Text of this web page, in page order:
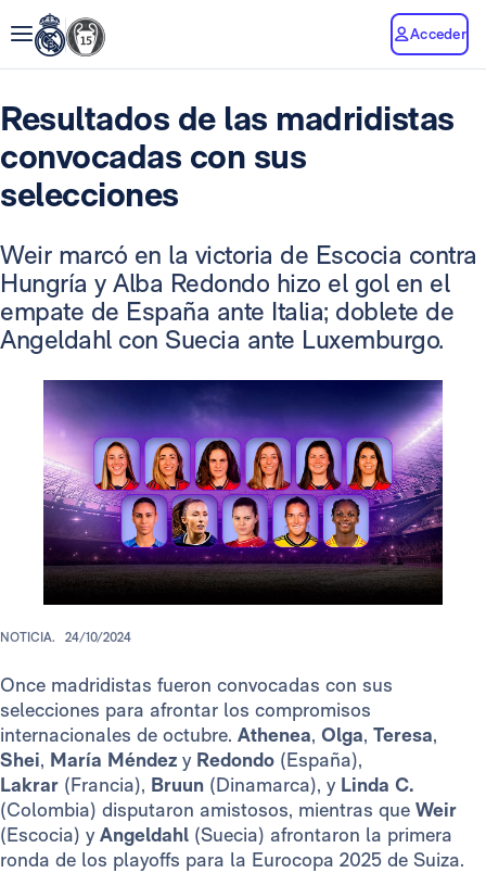
Acceder
Resultados de las madridistas
convocadas con sus
selecciones
Weir marcó en la victoria de Escocia contra
Hungría y Alba Redondo hizo el gol en el
empate de España ante Italia; doblete de
Angeldahl con Suecia ante Luxemburgo.
NOTICIA. 24/10/2024
Once madridistas fueron convocadas con sus
selecciones para afrontar los compromisos
internacionales de octubre. Athenea, Olga, Teresa,
Shei, María Méndez y Redondo (España),
Lakrar (Francia), Bruun (Dinamarca), y Linda C.
(Colombia) disputaron amistosos, mientras que Weir
(Escocia) yAngeldahl (Suecia) afrontaron la primera
ronda de los playoffs para la Eurocopa 2025 de Suiza.